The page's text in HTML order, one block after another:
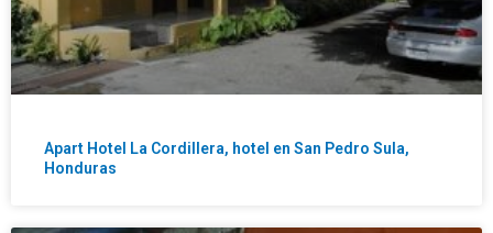
Apart Hotel La Cordillera, hotel en San Pedro Sula,
Honduras